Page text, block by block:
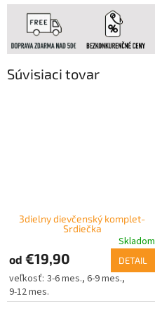
Súvisiaci tovar
3dielny dievčenský komplet-
Srdiečka
Skladom
od €19,90 DETAIL
3-6 mes. 6-9 mes.
9-12 mes.